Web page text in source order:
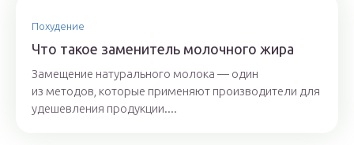
Похудение
Что такое заменитель молочного жира
Замещение натурального молока — один
из методов, которые применяют производители для
удешевления продукции....